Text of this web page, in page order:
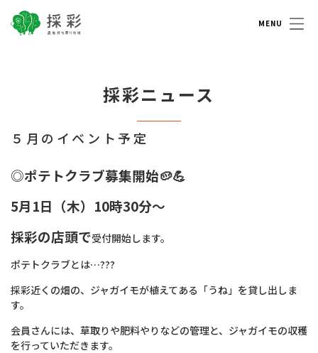
採彩 saisai 農家持ち寄り市場
採彩ニュース
５月のイベント予定
◎ポテトクラブ募集開始🥔💪
5月1日（木）10時30分～
採彩の店頭で受付開始します。
ポテトクラブとは…??‍?
採彩近くの畑の、ジャガイモが植えてある「うね」を貸し出しま
す。
会員さんには、草取りや肥料やりなどの管理と、ジャガイモの収穫
を行っていただきます。